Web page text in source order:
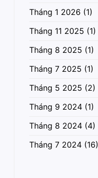
Tháng 1 2026 (1)
Tháng 11 2025 (1)
Tháng 8 2025 (1)
Tháng 7 2025 (1)
Tháng 5 2025 (2)
Tháng 9 2024 (1)
Tháng 8 2024 (4)
Tháng 7 2024 (16)